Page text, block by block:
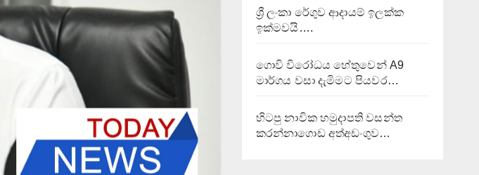
ශ්‍රී ලංකා රේගුව ආදායම් ඉලක්ක
ඉක්මවයි….
ගොවි විරෝධය හේතුවෙන් A9
මාර්ගය වසා දැමිමට පියවර…
හිටපු නාවික හමුදාපති වසන්ත
කරන්නාගොඩ අත්අඩංගුව…